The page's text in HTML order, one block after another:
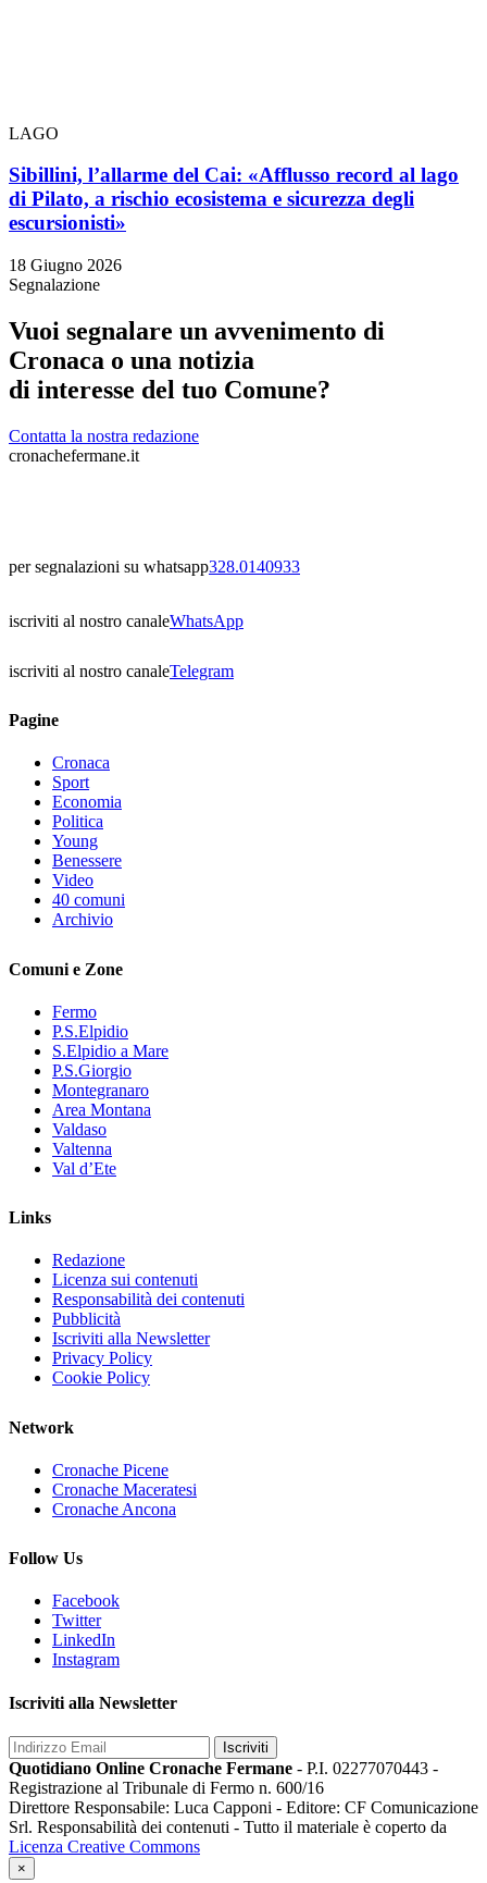
LAGO
Sibillini, l’allarme del Cai: «Afflusso record al lago
di Pilato, a rischio ecosistema e sicurezza degli
escursionisti»
18 Giugno 2026
Segnalazione
Vuoi segnalare un avvenimento di
Cronaca o una notizia
di interesse del tuo Comune?
Contatta la nostra redazione
cronachefermane.it
per segnalazioni su whatsapp328.0140933
iscriviti al nostro canaleWhatsApp
iscriviti al nostro canaleTelegram
Pagine
Cronaca
Sport
Economia
Politica
Young
Benessere
Video
40 comuni
Archivio
Comuni e Zone
Fermo
P.S.Elpidio
S.Elpidio a Mare
P.S.Giorgio
Montegranaro
Area Montana
Valdaso
Valtenna
Val d’Ete
Links
Redazione
Licenza sui contenuti
Responsabilità dei contenuti
Pubblicità
Iscriviti alla Newsletter
Privacy Policy
Cookie Policy
Network
Cronache Picene
Cronache Maceratesi
Cronache Ancona
Follow Us
Facebook
Twitter
LinkedIn
Instagram
Iscriviti alla Newsletter
Iscriviti
Quotidiano Online Cronache Fermane - P.I. 02277070443 -
Registrazione al Tribunale di Fermo n. 600/16
Direttore Responsabile: Luca Capponi - Editore: CF Comunicazione
Srl. Responsabilità dei contenuti - Tutto il materiale è coperto da
Licenza Creative Commons
×